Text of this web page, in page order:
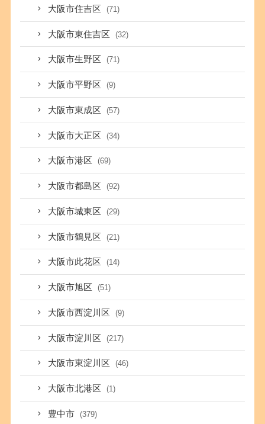
大阪市住吉区 (71)
大阪市東住吉区 (32)
大阪市生野区 (71)
大阪市平野区 (9)
大阪市東成区 (57)
大阪市大正区 (34)
大阪市港区 (69)
大阪市都島区 (92)
大阪市城東区 (29)
大阪市鶴見区 (21)
大阪市此花区 (14)
大阪市旭区 (51)
大阪市西淀川区 (9)
大阪市淀川区 (217)
大阪市東淀川区 (46)
大阪市北港区 (1)
豊中市 (379)